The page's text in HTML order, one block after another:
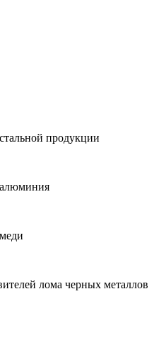
продукции
лома черных металлов